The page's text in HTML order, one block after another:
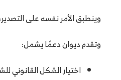
وينطبق الأمر نفسه على
وتقدم ديوان دعمًا يشمل:
اختيار الشكل القانوني